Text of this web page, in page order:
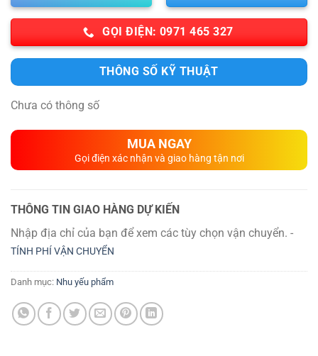
GỌI ĐIỆN: 0971 465 327
THÔNG SỐ KỸ THUẬT
Chưa có thông số
MUA NGAY
Gọi điện xác nhận và giao hàng tận nơi
THÔNG TIN GIAO HÀNG DỰ KIẾN
Nhập địa chỉ của bạn để xem các tùy chọn vận chuyển. -
TÍNH PHÍ VẬN CHUYỂN
Danh mục: Nhu yếu phẩm